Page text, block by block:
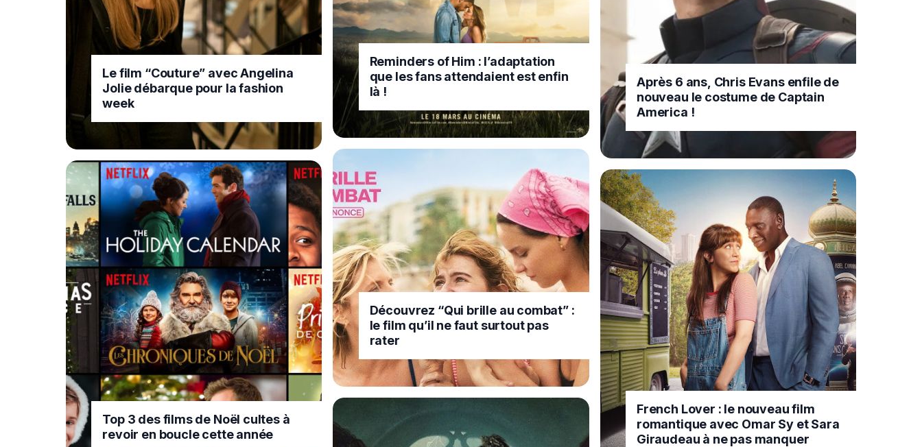
Le film “Couture” avec Angelina
Jolie débarque pour la fashion
week
Top 3 des films de Noël cultes à
revoir en boucle cette année
Reminders of Him : l’adaptation
que les fans attendaient est enfin
là !
Découvrez “Qui brille au combat” :
le film qu’il ne faut surtout pas
rater
Après 6 ans, Chris Evans enfile de
nouveau le costume de Captain
America !
French Lover : le nouveau film
romantique avec Omar Sy et Sara
Giraudeau à ne pas manquer